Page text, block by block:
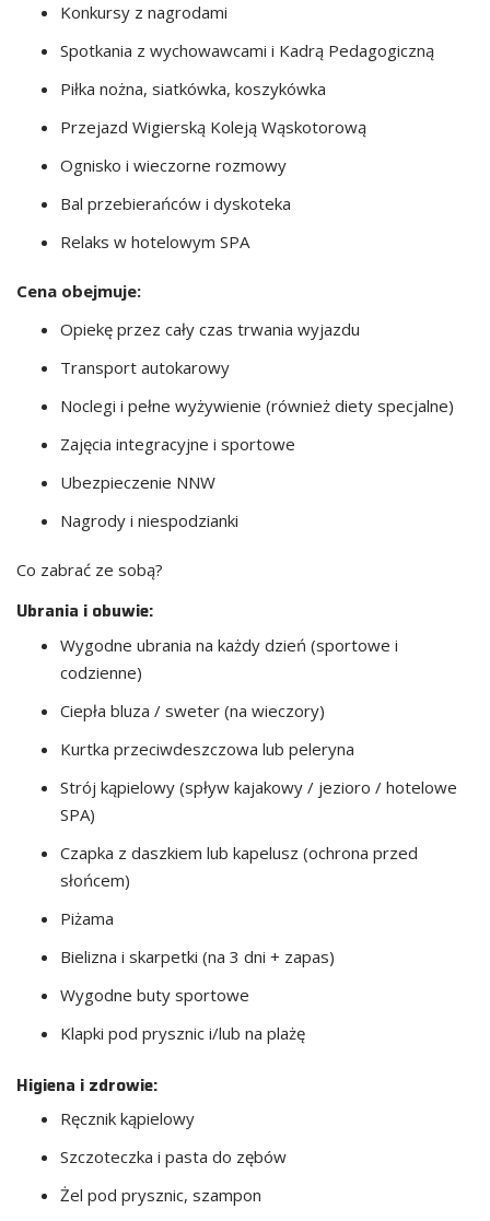
Konkursy z nagrodami
Spotkania z wychowawcami i Kadrą Pedagogiczną
Piłka nożna, siatkówka, koszykówka
Przejazd Wigierską Koleją Wąskotorową
Ognisko i wieczorne rozmowy
Bal przebierańców i dyskoteka
Relaks w hotelowym SPA
Cena obejmuje:
Opiekę przez cały czas trwania wyjazdu
Transport autokarowy
Noclegi i pełne wyżywienie (również diety specjalne)
Zajęcia integracyjne i sportowe
Ubezpieczenie NNW
Nagrody i niespodzianki
Co zabrać ze sobą?
Ubrania i obuwie:
Wygodne ubrania na każdy dzień (sportowe i
codzienne)
Ciepła bluza / sweter (na wieczory)
Kurtka przeciwdeszczowa lub peleryna
Strój kąpielowy (spływ kajakowy / jezioro / hotelowe
SPA)
Czapka z daszkiem lub kapelusz (ochrona przed
słońcem)
Piżama
Bielizna i skarpetki (na 3 dni + zapas)
Wygodne buty sportowe
Klapki pod prysznic i/lub na plażę
Higiena i zdrowie:
Ręcznik kąpielowy
Szczoteczka i pasta do zębów
Żel pod prysznic, szampon